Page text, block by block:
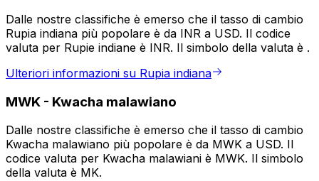
Dalle nostre classifiche è emerso che il tasso di cambio
Rupia indiana più popolare è da INR a USD. Il codice
valuta per Rupie indiane è INR. Il simbolo della valuta è ₹.
Ulteriori informazioni su Rupia indiana
MWK - Kwacha malawiano
Dalle nostre classifiche è emerso che il tasso di cambio
Kwacha malawiano più popolare è da MWK a USD. Il
codice valuta per Kwacha malawiani è MWK. Il simbolo
della valuta è MK.